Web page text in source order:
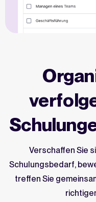
Verschaffen Sie
Schulungsbedarf,
treffen Sie